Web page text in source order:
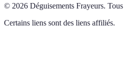
© 2026 Déguisements Frayeurs. Tous
Certains liens sont des liens affiliés.